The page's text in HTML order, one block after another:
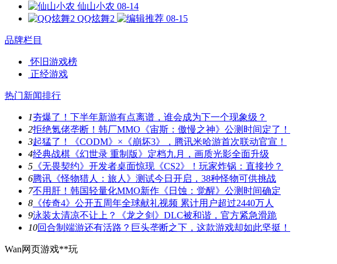
仙山小农 08-14
QQ炫舞2
08-15
品牌栏目
怀旧游戏榜
正经游戏
热门新闻排行
1夯爆了！下半年新游有点离谱，谁会成为下一个现象级？
2拒绝氪佬垄断！韩厂MMO《宙斯：傲慢之神》公测时间定了！
3起猛了！《CODM》×《崩坏3》，腾讯米哈游首次联动官宣！
4经典战棋《幻世录 重制版》定档九月，画质光影全面升级
5 《无畏契约》开发者桌面惊现《CS2》！玩家炸锅：直接抄？
6腾讯《怪物猎人：旅人》测试今日开启，38种怪物可供挑战
7不用肝！韩国轻量化MMO新作《日蚀：觉醒》公测时间确定
8 《传奇4》公开五周年全球献礼视频 累计用户超过2440万人
9泳装太清凉不让上？《龙之剑》DLC被和谐，官方紧急滑跪
10回合制端游还有活路？巨头垄断之下，这款游戏却如此坚挺！
Wan网页游戏**玩